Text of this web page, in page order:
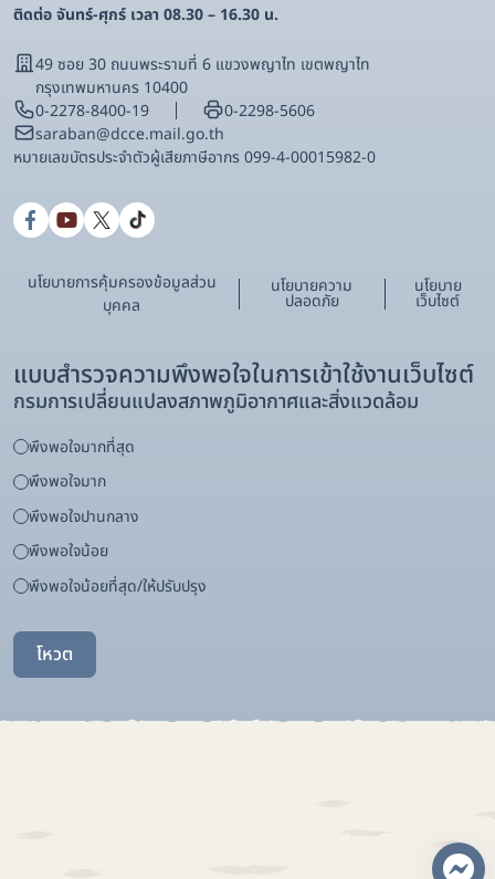
ติดต่อ จันทร์-ศุกร์ เวลา 08.30 – 16.30 น.
49 ซอย 30 ถนนพระรามที่ 6 แขวงพญาไท เขตพญาไท
กรุงเทพมหานคร 10400
0-2278-8400-19
0-2298-5606
saraban@dcce.mail.go.th
หมายเลขบัตรประจําตัวผู้เสียภาษีอากร 099-4-00015982-0
นโยบายการคุ้มครองข้อมูลส่วน
บุคคล
นโยบายความ
ปลอดภัย
นโยบาย
เว็บไซต์
แบบสำรวจความพึงพอใจในการเข้าใช้งานเว็บไซต์
กรมการเปลี่ยนแปลงสภาพภูมิอากาศและสิ่งแวดล้อม
พึงพอใจมากที่สุด
พึงพอใจมาก
พึงพอใจปานกลาง
พึงพอใจน้อย
พึงพอใจน้อยที่สุด/ให้ปรับปรุง
โหวต